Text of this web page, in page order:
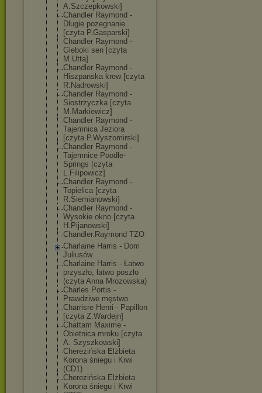
A.Szczepkowski]
Chandler Raymond -
Dlugie pozegnanie
[czyta P.Gasparski]
Chandler Raymond -
Gleboki sen [czyta
M.Utta]
Chandler Raymond -
Hiszpanska krew [czyta
R.Nadrowski]
Chandler Raymond -
Siostrzyczka [czyta
M.Markiewicz]
Chandler Raymond -
Tajemnica Jeziora
[czyta P.Wyszomirski]
Chandler Raymond -
Tajemnice Poodle-
Springs [czyta
L.Filipowicz]
Chandler Raymond -
Topielica [czyta
R.Siemianowski]
Chandler Raymond -
Wysokie okno [czyta
H.Pijanowski]
Chandler.Raymond TZO
Charlaine Harris - Dom
Juliusów
Charlaine Harris - Łatwo
przyszło, łatwo poszło
(czyta Anna Mrozowska)
Charles Portis -
Prawdziwe męstwo
Charrisre Henri - Papillon
[czyta Z.Wardejn]
Chattam Maxime -
Obietnica mroku [czyta
A. Szyszkowski]
Cherezińska Elżbieta
Korona śniegu i Krwi
(CD1)
Cherezińska Elżbieta
Korona śniegu i Krwi